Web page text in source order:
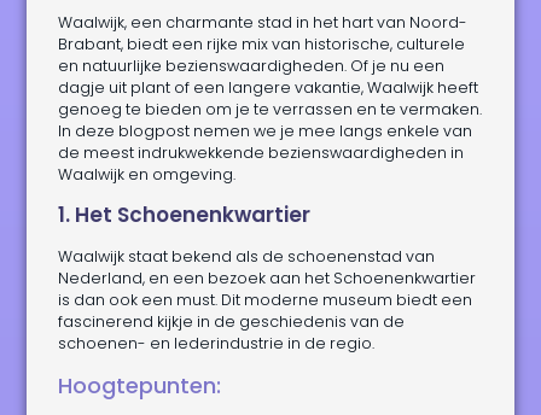
Waalwijk, een charmante stad in het hart van Noord-
Brabant, biedt een rijke mix van historische, culturele
en natuurlijke bezienswaardigheden. Of je nu een
dagje uit plant of een langere vakantie, Waalwijk heeft
genoeg te bieden om je te verrassen en te vermaken.
In deze blogpost nemen we je mee langs enkele van
de meest indrukwekkende bezienswaardigheden in
Waalwijk en omgeving.
1. Het Schoenenkwartier
Waalwijk staat bekend als de schoenenstad van
Nederland, en een bezoek aan het Schoenenkwartier
is dan ook een must. Dit moderne museum biedt een
fascinerend kijkje in de geschiedenis van de
schoenen- en lederindustrie in de regio.
Hoogtepunten: